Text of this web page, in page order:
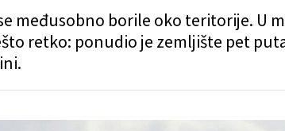
međusobno borile oko teritorije. U
retko: ponudio je zemljište pet